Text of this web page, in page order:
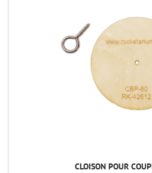
CLOISON POUR